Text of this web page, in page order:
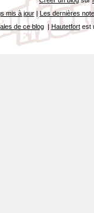
mis à jour| Les dernières
de ce blog| Hautetfortest